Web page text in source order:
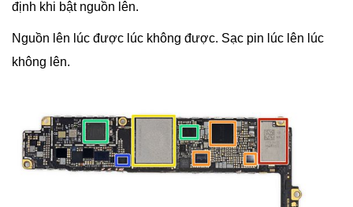
định khi bật nguồn lên.
Nguồn lên lúc được lúc không được. Sạc pin lúc lên lúc
không lên.